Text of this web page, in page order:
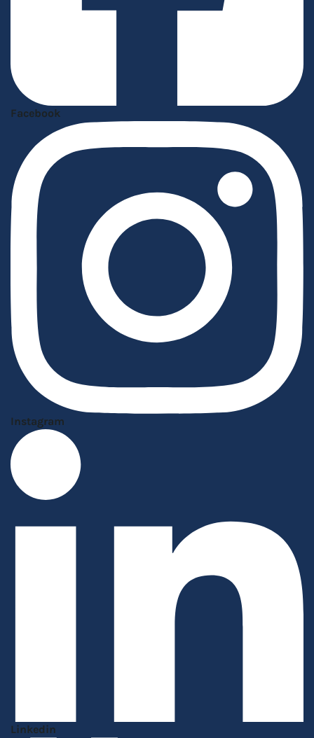
Facebook
Instagram
Linkedin